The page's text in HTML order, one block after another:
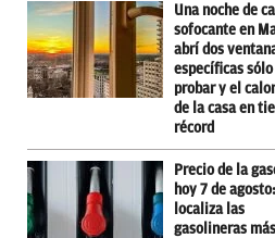
Una noche de
sofocante en
abrí dos
específicas
probar y el
de la casa en
récord
Precio de la
hoy 7 de agosto:
localiza las
gasolineras más